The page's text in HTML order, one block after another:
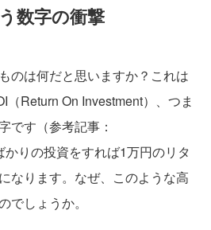
数字の衝撃
のは何だと思いますか？これは
Return On Investment）、つま
です（参考記事 ：
かりの投資をすれば1万円のリタ
なります。なぜ、このような高
でしょうか。